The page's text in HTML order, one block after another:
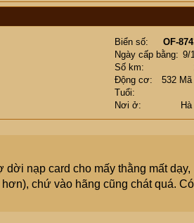
Biển số
OF-
Ngày cấp bằng
9/
Số km
Động cơ
532
Tuổi
Nơi ở
dời nạp card cho mấy thằng mất dạy,
chứ vào hãng cũng chát quá. Có